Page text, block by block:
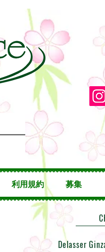
利用規約 募集
Delasser